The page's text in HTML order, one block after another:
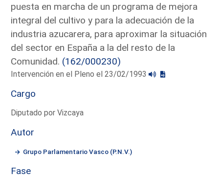
puesta en marcha de un programa de mejora
integral del cultivo y para la adecuación de la
industria azucarera, para aproximar la situación
del sector en España a la del resto de la
Comunidad. (162/000230)
Intervención en el Pleno el 23/02/1993
Cargo
Diputado por Vizcaya
Autor
Grupo Parlamentario Vasco (P.N.V.)
Fase